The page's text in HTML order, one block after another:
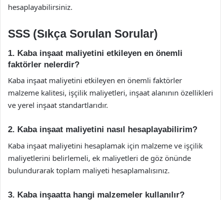
hesaplayabilirsiniz.
SSS (Sıkça Sorulan Sorular)
1. Kaba inşaat maliyetini etkileyen en önemli
faktörler nelerdir?
Kaba inşaat maliyetini etkileyen en önemli faktörler
malzeme kalitesi, işçilik maliyetleri, inşaat alanının özellikleri
ve yerel inşaat standartlarıdır.
2. Kaba inşaat maliyetini nasıl hesaplayabilirim?
Kaba inşaat maliyetini hesaplamak için malzeme ve işçilik
maliyetlerini belirlemeli, ek maliyetleri de göz önünde
bulundurarak toplam maliyeti hesaplamalısınız.
3. Kaba inşaatta hangi malzemeler kullanılır?